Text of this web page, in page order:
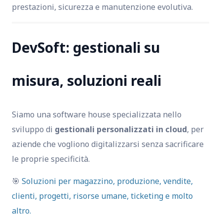
prestazioni, sicurezza e manutenzione evolutiva.
DevSoft: gestionali su
misura, soluzioni reali
Siamo una software house specializzata nello
sviluppo di gestionali personalizzati in cloud, per
aziende che vogliono digitalizzarsi senza sacrificare
le proprie specificità.
🎯 Soluzioni per magazzino, produzione, vendite,
clienti, progetti, risorse umane, ticketing e molto
altro.